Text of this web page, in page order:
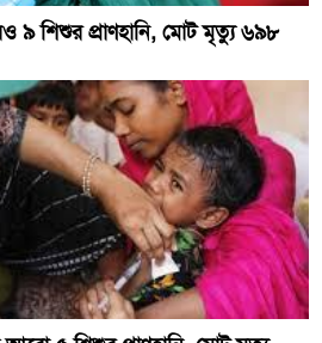
৯ শিশুর প্রাণহানি, মোট মৃত্যু ৬৯৮